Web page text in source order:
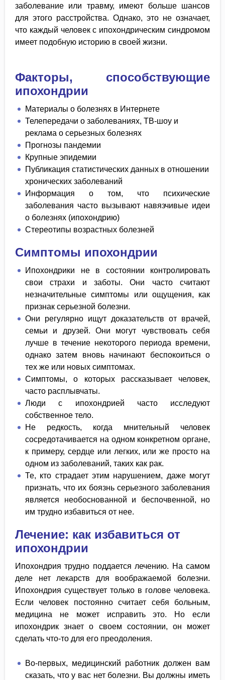
заболевание или травму, имеют больше шансов
для этого расстройства. Однако, это не означает,
что каждый человек с ипохондрическим синдромом
имеет подобную историю в своей жизни.
Факторы, способствующие
ипохондрии
Материалы о болезнях в Интернете
Телепередачи о заболеваниях, ТВ-шоу и
реклама о серьезных болезнях
Прогнозы пандемии
Крупные эпидемии
Публикация статистических данных в отношении
хронических заболеваний
Информация о том, что психические
заболевания часто вызывают навязчивые идеи
о болезнях (ипохондрию)
Стереотипы возрастных болезней
Симптомы ипохондрии
Ипохондрики не в состоянии контролировать
свои страхи и заботы. Они часто считают
незначительные симптомы или ощущения, как
признак серьезной болезни.
Они регулярно ищут доказательств от врачей,
семьи и друзей. Они могут чувствовать себя
лучше в течение некоторого периода времени,
однако затем вновь начинают беспокоиться о
тех же или новых симптомах.
Симптомы, о которых рассказывает человек,
часто расплывчаты.
Люди с ипохондрией часто исследуют
собственное тело.
Не редкость, когда мнительный человек
сосредотачивается на одном конкретном органе,
к примеру, сердце или легких, или же просто на
одном из заболеваний, таких как рак.
Те, кто страдает этим нарушением, даже могут
признать, что их боязнь серьезного заболевания
является необоснованной и беспочвенной, но
им трудно избавиться от нее.
Лечение: как избавиться от
ипохондрии
Ипохондрия трудно поддается лечению. На самом
деле нет лекарств для воображаемой болезни.
Ипохондрия существует только в голове человека.
Если человек постоянно считает себя больным,
медицина не может исправить это. Но если
ипохондрик знает о своем состоянии, он может
сделать что-то для его преодоления.
Во-первых, медицинский работник должен вам
сказать, что у вас нет болезни. Вы должны иметь